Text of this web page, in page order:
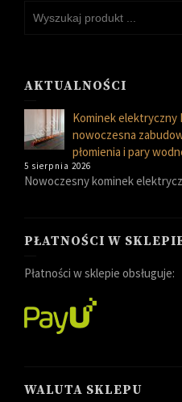
AKTUALNOŚCI
Kominek elektryczny
nowoczesna
płomienia i pary
5 sierpnia 2026
Nowoczesny kominek
PŁATNOŚCI W
Płatności w sklepie obsługuje:
WALUTA SKLEPU